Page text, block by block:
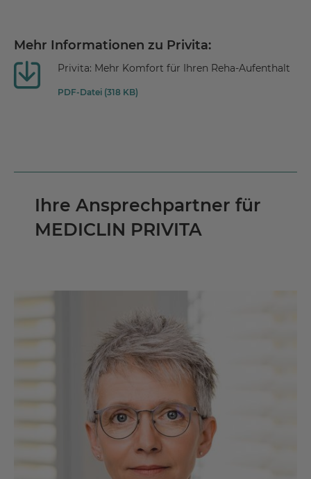
Mehr Informationen zu Privita:
Privita: Mehr Komfort für Ihren Reha-Aufenthalt
PDF-Datei (318 KB)
Ihre Ansprechpartner für
MEDICLIN PRIVITA